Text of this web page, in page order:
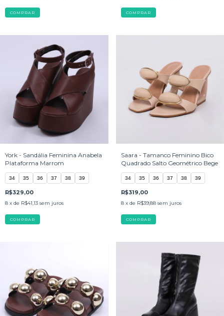
COMPRAR COMPRAR
York - Sandália Feminina Anabela
Plataforma Marrom
34 35 36 37 38 39
R$329,00
8 x de R$41,13 sem juros
COMPRAR
Saara - Tamanco Feminino Bico
Quadrado Salto Geométrico Bege
34 35 36 37 38 39
R$319,00
8 x de R$39,88 sem juros
COMPRAR